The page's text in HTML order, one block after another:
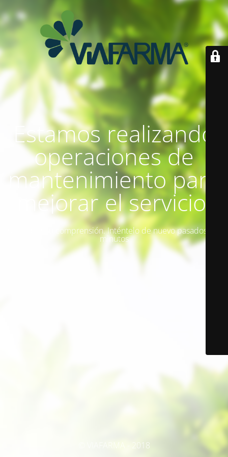
Estamos realizando
operaciones de
mantenimiento para
mejorar el servicio.
Gracias por su comprensión. Inténtelo de nuevo pasados unos
minutos
© VIAFARMA - 2018